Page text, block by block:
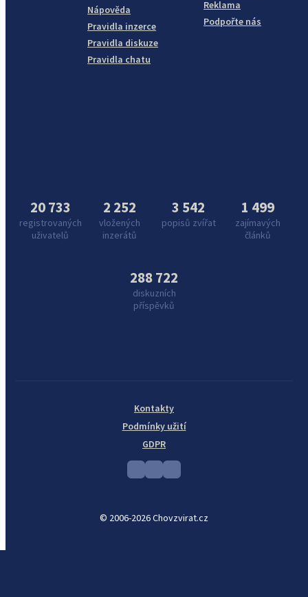
Nápověda
Pravidla inzerce
Pravidla diskuze
Pravidla chatu
Reklama
Podpořte nás
20 733
registrovaných
uživatelů
2 252
vložených
inzerátů
3 542
popisů zvířat
1 499
zajímavých
článků
288 722
diskuzních
příspěvků
© 2006-2026 Chovzvirat.cz
Kontakty
Podmínky užití
GDPR